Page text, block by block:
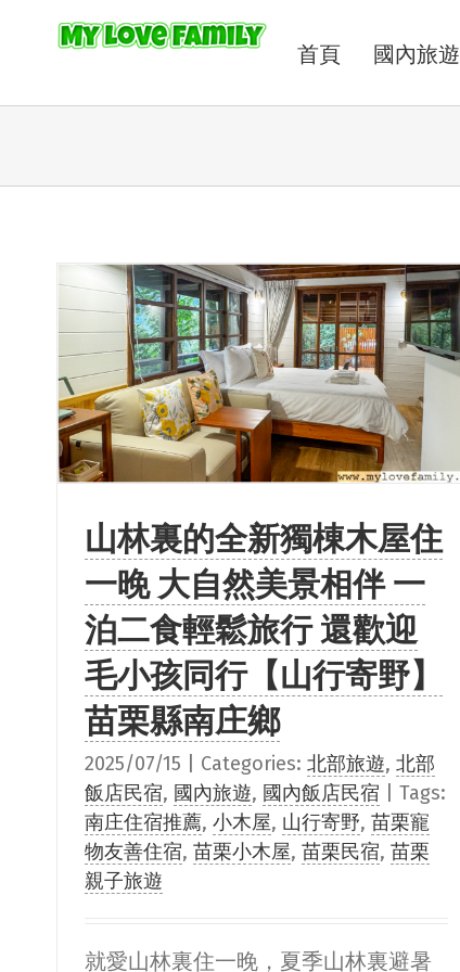
首頁 國內旅遊
山林裏的全新獨棟木屋住
一晚 大自然美景相伴 一
泊二食輕鬆旅行 還歡迎
毛小孩同行【山行寄野】
苗栗縣南庄鄉
2025/07/15 Categories: 北部旅遊, 北部
飯店民宿, 國內旅遊, 國內飯店民宿
Tags:
南庄住宿推薦, 小木屋, 山行寄野, 苗栗寵
物友善住宿, 苗栗小木屋, 苗栗民宿, 苗栗
親子旅遊
就愛山林裏住一晚，夏季山林裏避暑